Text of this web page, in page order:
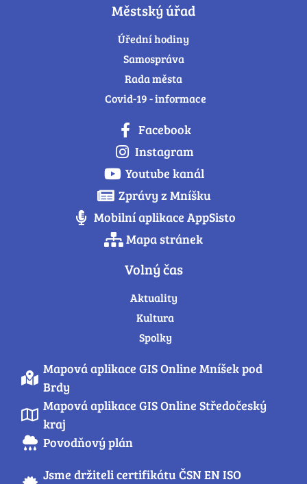
Městský úřad
Úřední hodiny
Samospráva
Rada města
Covid-19 - informace
Facebook
Instagram
Youtube kanál
Zprávy z Mníšku
Mobilní aplikace AppSisto
Mapa stránek
Volný čas
Aktuality
Kultura
Spolky
Mapová aplikace GIS Online Mníšek pod
Brdy
Mapová aplikace GIS Online Středočeský
kraj
Povodňový plán
Jsme držiteli certifikátu ČSN EN ISO